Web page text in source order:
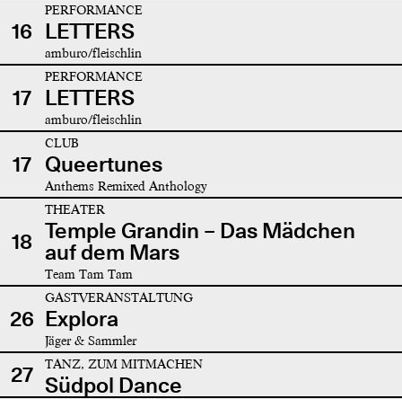
16
PERFORMANCE
LETTERS
amburo/fleischlin
17
PERFORMANCE
LETTERS
amburo/fleischlin
17
CLUB
Queertunes
Anthems Remixed Anthology
18
THEATER
Temple Grandin – Das Mädchen
auf dem Mars
Team Tam Tam
26
GASTVERANSTALTUNG
Explora
Jäger & Sammler
27 TANZ, ZUM MITMACHEN
Südpol Dance